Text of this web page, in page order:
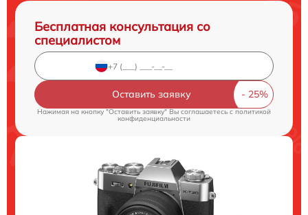
Бесплатная консультация со
специалистом
Оставить заявку
Нажимая на кнопку "Оставить заявку" Вы соглашаетесь c политикой
конфиденциальности